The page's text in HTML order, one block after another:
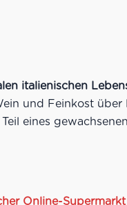
italienischen
und Feinkost über
eines
Online-